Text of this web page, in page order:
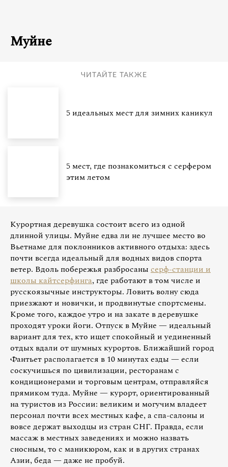
Муйне
ЧИТАЙТЕ ТАКЖЕ
5 идеальных мест для зимних каникул
5 мест, где познакомиться с серфером
этим летом
Курортная деревушка состоит всего из одной
длинной улицы. Муйне едва ли не лучшее место во
Вьетнаме для поклонников активного отдыха: здесь
почти всегда идеальный для водных видов спорта
ветер. Вдоль побережья разбросаны серф-станции и
школы кайтсерфинга, где работают в том числе и
русскоязычные инструкторы. Ловить волну сюда
приезжают и новички, и продвинутые спортсмены.
Кроме того, каждое утро и на закате в деревушке
проходят уроки йоги. Отпуск в Муйне — идеальный
вариант для тех, кто ищет спокойный и уединенный
отдых вдали от шумных курортов. Ближайший город
Фантьет располагается в 10 минутах езды — если
соскучишься по цивилизации, ресторанам с
кондиционерами и торговым центрам, отправляйся
прямиком туда. Муйне — курорт, ориентированный
на туристов из России: великим и могучим владеет
персонал почти всех местных кафе, а спа-салоны и
вовсе держат выходцы из стран СНГ. Правда, если
массаж в местных заведениях и можно назвать
сносным, то с маникюром, как и в других странах
Азии, беда — даже не пробуй.